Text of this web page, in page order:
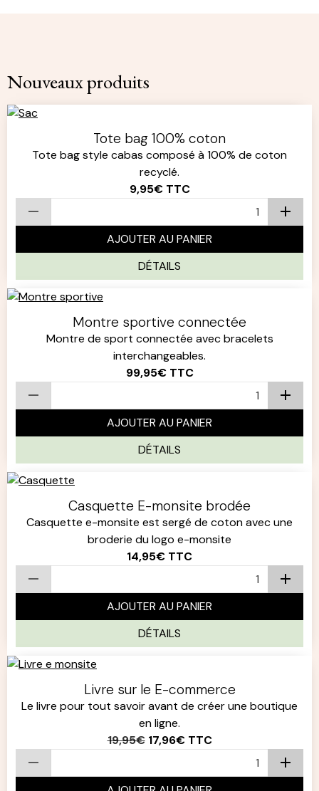
Nouveaux produits
Tote bag 100% coton
Tote bag style cabas composé à 100% de coton
recyclé.
9,95€ TTC
AJOUTER AU PANIER
DÉTAILS
Montre sportive connectée
Montre de sport connectée avec bracelets
interchangeables.
99,95€ TTC
AJOUTER AU PANIER
DÉTAILS
Casquette E-monsite brodée
Casquette e-monsite est sergé de coton avec une
broderie du logo e-monsite
14,95€ TTC
AJOUTER AU PANIER
DÉTAILS
Livre sur le E-commerce
Le livre pour tout savoir avant de créer une boutique
en ligne.
19,95€ 17,96€ TTC